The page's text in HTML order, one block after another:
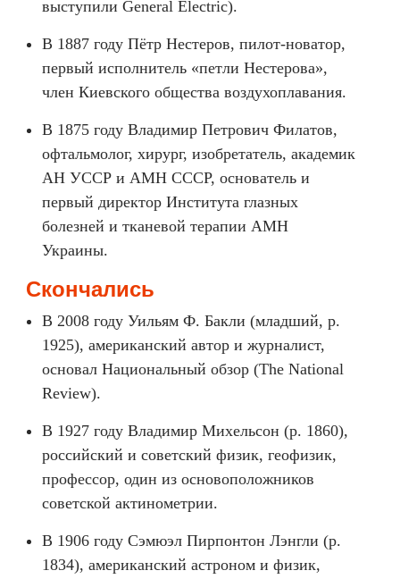
выступили General Electric).
В 1887 году Пётр Нестеров, пилот-новатор,
первый исполнитель «петли Нестерова»,
член Киевского общества воздухоплавания.
В 1875 году Владимир Петрович Филатов,
офтальмолог, хирург, изобретатель, академик
АН УССР и АМН СССР, основатель и
первый директор Института глазных
болезней и тканевой терапии АМН
Украины.
Скончались
В 2008 году Уильям Ф. Бакли (младший, р.
1925), американский автор и журналист,
основал Национальный обзор (The National
Review).
В 1927 году Владимир Михельсон (р. 1860),
российский и советский физик, геофизик,
профессор, один из основоположников
советской актинометрии.
В 1906 году Сэмюэл Пирпонтон Лэнгли (р.
1834), американский астроном и физик,